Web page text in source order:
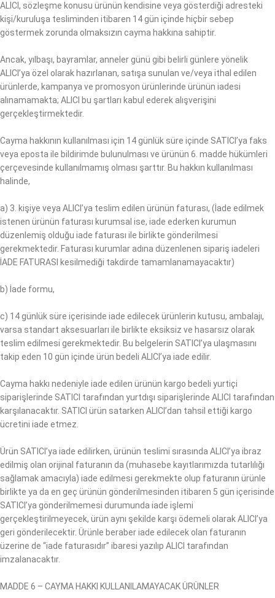
ALICI, sözleşme konusu ürünün kendisine veya gösterdiği adresteki
kişi/kuruluşa tesliminden itibaren 14 gün içinde hiçbir sebep
göstermek zorunda olmaksızın cayma hakkına sahiptir.
Ancak, yılbaşı, bayramlar, anneler günü gibi belirli günlere yönelik
ALICI’ya özel olarak hazırlanan, satışa sunulan ve/veya ithal edilen
ürünlerde, kampanya ve promosyon ürünlerinde ürünün iadesi
alınamamakta; ALICI bu şartları kabul ederek alışverişini
gerçekleştirmektedir.
Cayma hakkının kullanılması için 14 günlük süre içinde SATICI’ya faks
veya eposta ile bildirimde bulunulması ve ürünün 6. madde hükümleri
çerçevesinde kullanılmamış olması şarttır. Bu hakkın kullanılması
halinde,
a) 3. kişiye veya ALICI’ya teslim edilen ürünün faturası, (İade edilmek
istenen ürünün faturası kurumsal ise, iade ederken kurumun
düzenlemiş olduğu iade faturası ile birlikte gönderilmesi
gerekmektedir. Faturası kurumlar adına düzenlenen sipariş iadeleri
İADE FATURASI kesilmediği takdirde tamamlanamayacaktır)
b) İade formu,
c) 14 günlük süre içerisinde iade edilecek ürünlerin kutusu, ambalajı,
varsa standart aksesuarları ile birlikte eksiksiz ve hasarsız olarak
teslim edilmesi gerekmektedir. Bu belgelerin SATICI’ya ulaşmasını
takip eden 10 gün içinde ürün bedeli ALICI’ya iade edilir.
Cayma hakkı nedeniyle iade edilen ürünün kargo bedeli yurtiçi
siparişlerinde SATICI tarafından yurtdışı siparişlerinde ALICI tarafından
karşılanacaktır. SATICI ürün satarken ALICI’dan tahsil ettiği kargo
ücretini iade etmez.
Ürün SATICI’ya iade edilirken, ürünün teslimi sırasında ALICI’ya ibraz
edilmiş olan orijinal faturanın da (muhasebe kayıtlarımızda tutarlılığı
sağlamak amacıyla) iade edilmesi gerekmekte olup faturanın ürünle
birlikte ya da en geç ürünün gönderilmesinden itibaren 5 gün içerisinde
SATICI’ya gönderilmemesi durumunda iade işlemi
gerçekleştirilmeyecek, ürün aynı şekilde karşı ödemeli olarak ALICI’ya
geri gönderilecektir. Ürünle beraber iade edilecek olan faturanın
üzerine de “iade faturasıdır” ibaresi yazılıp ALICI tarafından
imzalanacaktır.
MADDE 6 – CAYMA HAKKI KULLANILAMAYACAK ÜRÜNLER